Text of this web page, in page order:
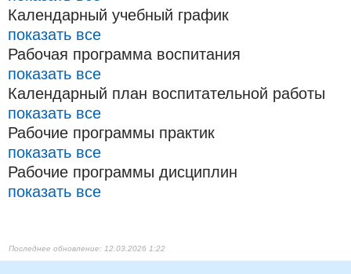
Календарный учебный график
показать все
Рабочая программа воспитания
показать все
Календарный план воспитательной работы
показать все
Рабочие программы практик
показать все
Рабочие программы дисциплин
показать все
12.03.2026 1:22